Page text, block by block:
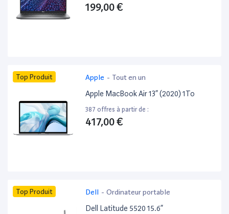
199,00 €
Top Produit Apple - Tout en un
Apple MacBook Air 13” (2020) 1To
387 offres à partir de :
417,00 €
Top Produit Dell - Ordinateur portable
Dell Latitude 5520 15.6”